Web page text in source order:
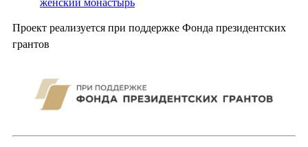
Проект реализуется при поддержке Фонда президентских
грантов